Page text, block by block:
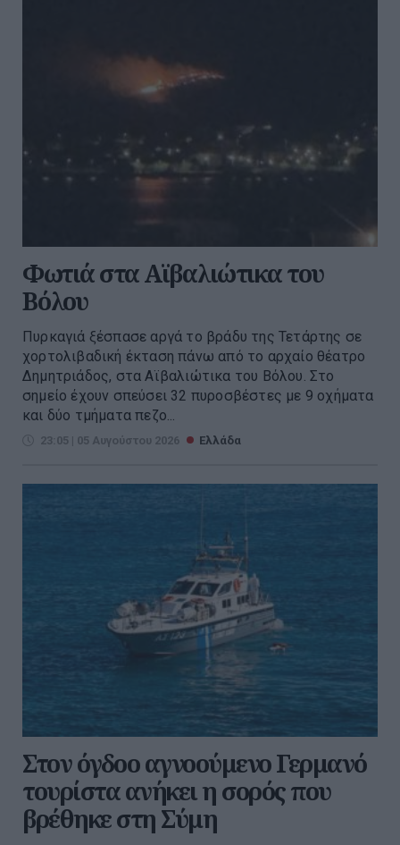
Φωτιά στα Αϊβαλιώτικα του
Βόλου
Πυρκαγιά ξέσπασε αργά το βράδυ της Τετάρτης σε
χορτολιβαδική έκταση πάνω από το αρχαίο θέατρο
Δημητριάδος, στα Αϊβαλιώτικα του Βόλου. Στο
σημείο έχουν σπεύσει 32 πυροσβέστες με 9 οχήματα
και δύο τμήματα πεζο...
23:05 | 05 Αυγούστου 2026 Ελλάδα
Στον όγδοο αγνοούμενο Γερμανό
τουρίστα ανήκει η σορός που
βρέθηκε στη Σύμη